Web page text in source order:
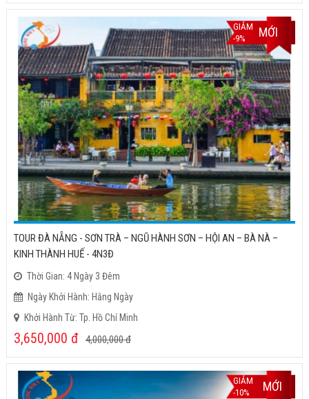
GIẢM
-9%
MỚI
TOUR ĐÀ NẴNG - SƠN TRÀ – NGŨ HÀNH SƠN – HỘI AN – BÀ NÀ –
KINH THÀNH HUẾ - 4N3Đ
Thời Gian: 4 Ngày 3 Đêm
Ngày Khởi Hành: Hằng Ngày
Khởi Hành Từ: Tp. Hồ Chí Minh
3,650,000 đ 4,000,000đ
GIẢM
-10%
MỚI